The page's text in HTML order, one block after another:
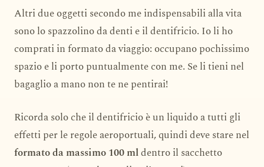
Altri due oggetti secondo me indispensabili alla vita
sono lo spazzolino da denti e il dentifricio. Io li ho
comprati in formato da viaggio: occupano pochissimo
spazio e li porto puntualmente con me. Se li tieni nel
bagaglio a mano non te ne pentirai!
Ricorda solo che il dentifricio è un liquido a tutti gli
effetti per le regole aeroportuali, quindi deve stare nel
formato da massimo 100 mldentro il sacchetto